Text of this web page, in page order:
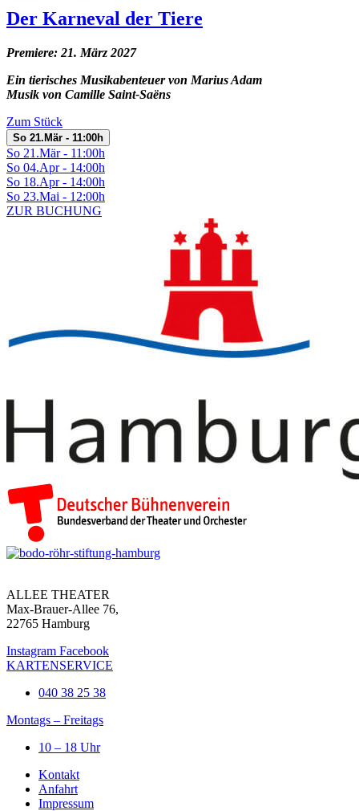
Der Karneval der Tiere
Premiere: 21. März 2027
Ein tierisches Musikabenteuer von Marius Adam
Musik von Camille Saint-Saëns
Zum Stück
So 21.Mär - 11:00h
So 21.Mär - 11:00h
So 04.Apr - 14:00h
So 18.Apr - 14:00h
So 23.Mai - 12:00h
ZUR BUCHUNG
ALLEE THEATER
Max-Brauer-Allee 76,
22765 Hamburg
Instagram Facebook
KARTENSERVICE
040 38 25 38
Montags – Freitags
10 – 18 Uhr
Kontakt
Anfahrt
Impressum